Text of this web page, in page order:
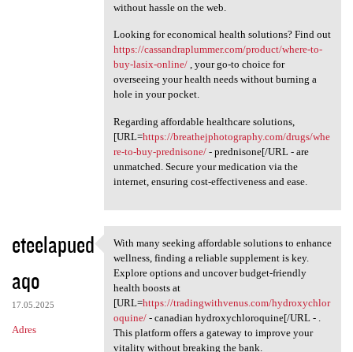
without hassle on the web.
Looking for economical health solutions? Find out
https://cassandraplummer.com/product/where-to-
buy-lasix-online/, your go-to choice for
overseeing your health needs without burning a
hole in your pocket.
Regarding affordable healthcare solutions,
[URL=https://breathejphotography.com/drugs/whe
re-to-buy-prednisone/- prednisone[/URL - are
unmatched. Secure your medication via the
internet, ensuring cost-effectiveness and ease.
eteelapued
aqo
17.05.2025
Adres
With many seeking affordable
With many seeking affordable solutions to enhance
wellness, finding a reliable supplement is key.
Explore options and uncover budget-friendly
health boosts at
[URL=https://tradingwithvenus.com/hydroxychlor
oquine/- canadian hydroxychloroquine[/URL - .
This platform offers a gateway to improve your
vitality without breaking the bank.